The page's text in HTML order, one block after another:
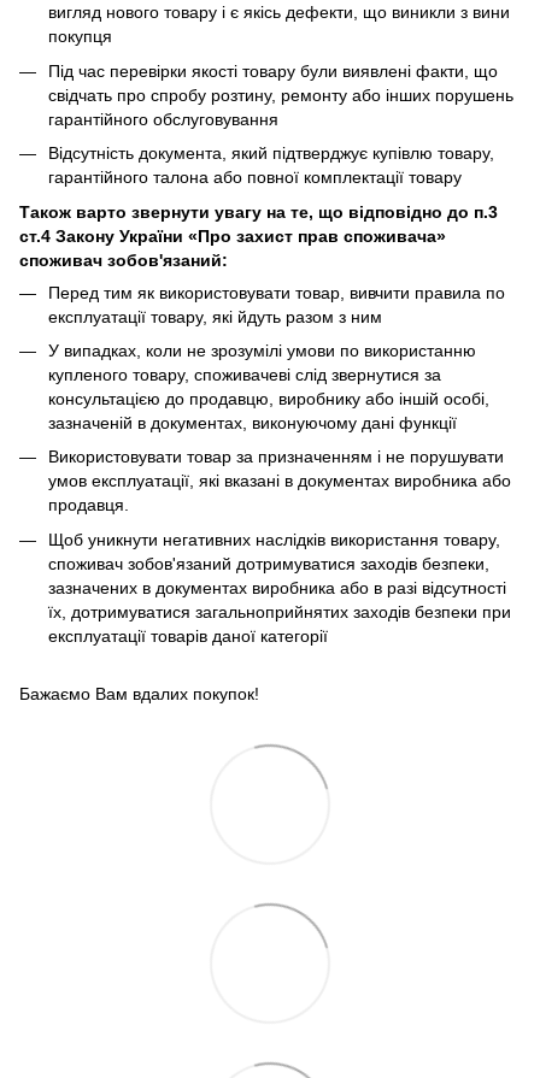
вигляд нового товару і є якісь дефекти, що виникли з вини
покупця
Під час перевірки якості товару були виявлені факти, що
свідчать про спробу розтину, ремонту або інших порушень
гарантійного обслуговування
Відсутність документа, який підтверджує купівлю товару,
гарантійного талона або повної комплектації товару
Також варто звернути увагу на те, що відповідно до п.3
ст.4 Закону України «Про захист прав споживача»
споживач зобов'язаний:
Перед тим як використовувати товар, вивчити правила по
експлуатації товару, які йдуть разом з ним
У випадках, коли не зрозумілі умови по використанню
купленого товару, споживачеві слід звернутися за
консультацією до продавцю, виробнику або іншій особі,
зазначеній в документах, виконуючому дані функції
Використовувати товар за призначенням і не порушувати
умов експлуатації, які вказані в документах виробника або
продавця.
Щоб уникнути негативних наслідків використання товару,
споживач зобов'язаний дотримуватися заходів безпеки,
зазначених в документах виробника або в разі відсутності
їх, дотримуватися загальноприйнятих заходів безпеки при
експлуатації товарів даної категорії
Бажаємо Вам вдалих покупок!